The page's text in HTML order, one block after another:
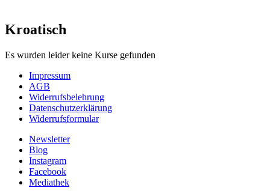
Kroatisch
Es wurden leider keine Kurse gefunden
Impressum
AGB
Widerrufsbelehrung
Datenschutzerklärung
Widerrufsformular
Newsletter
Blog
Instagram
Facebook
Mediathek